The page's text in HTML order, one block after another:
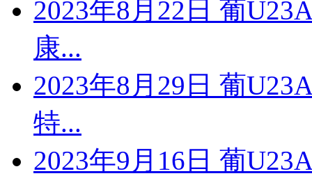
2023年8月22日 葡
康...
2023年8月29日 葡
特...
2023年9月16日 葡